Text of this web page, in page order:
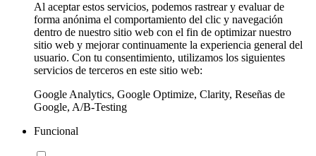
Al aceptar estos servicios, podemos rastrear y evaluar de
forma anónima el comportamiento del clic y navegación
dentro de nuestro sitio web con el fin de optimizar nuestro
sitio web y mejorar continuamente la experiencia general del
usuario. Con tu consentimiento, utilizamos los siguientes
servicios de terceros en este sitio web:
Google Analytics, Google Optimize, Clarity, Reseñas de
Google, A/B-Testing
Funcional